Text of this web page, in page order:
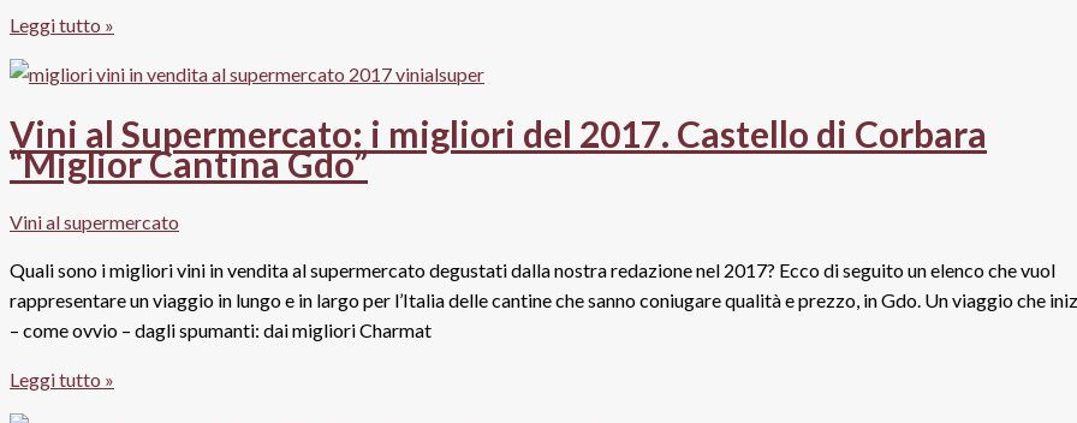
Valtellina
Docg
2013,
Nera
Leggi tutto »
Vini al Supermercato: i migliori del 2017. Castello di Corbara
“Miglior Cantina Gdo”
Vini al supermercato
Quali sono i migliori vini in vendita al supermercato degustati dalla nostra redazione nel 2017? Ecco di seguito un elenco che vuol
rappresentare un viaggio in lungo e in largo per l’Italia delle cantine che sanno coniugare qualità e prezzo, in Gdo. Un viaggio che
– come ovvio – dagli spumanti: dai migliori Charmat
Vini
al
Leggi tutto »